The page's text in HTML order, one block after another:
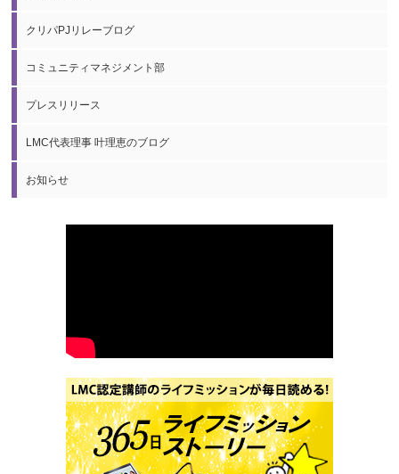
クリパPJリレーブログ
コミュニティマネジメント部
プレスリリース
LMC代表理事 叶理恵のブログ
お知らせ